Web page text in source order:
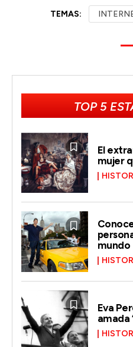
TEMAS:
TOP 5
El
mujer
mundo
Eva
amada